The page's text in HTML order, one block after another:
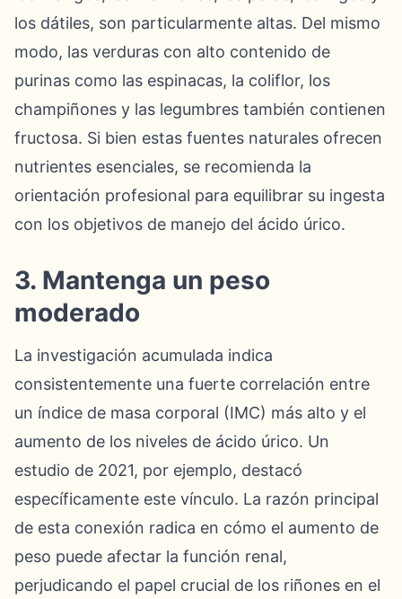
los dátiles, son particularmente altas. Del mismo
modo, las verduras con alto contenido de
purinas como las espinacas, la coliflor, los
champiñones y las legumbres también contienen
fructosa. Si bien estas fuentes naturales ofrecen
nutrientes esenciales, se recomienda la
orientación profesional para equilibrar su ingesta
con los objetivos de manejo del ácido úrico.
3. Mantenga un peso
moderado
La investigación acumulada indica
consistentemente una fuerte correlación entre
un índice de masa corporal (IMC) más alto y el
aumento de los niveles de ácido úrico. Un
estudio de 2021, por ejemplo, destacó
específicamente este vínculo. La razón principal
de esta conexión radica en cómo el aumento de
peso puede afectar la función renal,
perjudicando el papel crucial de los riñones en el